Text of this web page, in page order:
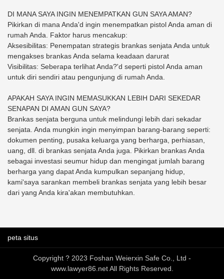
DI MANA SAYA INGIN MENEMPATKAN GUN SAYA AMAN?
Pikirkan di mana Anda'd ingin menempatkan pistol Anda aman di
rumah Anda. Faktor harus mencakup:
Aksesibilitas: Penempatan strategis brankas senjata Anda untuk
mengakses brankas Anda selama keadaan darurat
Visibilitas: Seberapa terlihat Anda?'d seperti pistol Anda aman
untuk diri sendiri atau pengunjung di rumah Anda.
APAKAH SAYA INGIN MEMASUKKAN LEBIH DARI SEKEDAR
SENAPAN DI AMAN GUN SAYA?
Brankas senjata berguna untuk melindungi lebih dari sekadar
senjata. Anda mungkin ingin menyimpan barang-barang seperti:
dokumen penting, pusaka keluarga yang berharga, perhiasan,
uang, dll. di brankas senjata Anda juga. Pikirkan brankas Anda
sebagai investasi seumur hidup dan mengingat jumlah barang
berharga yang dapat Anda kumpulkan sepanjang hidup,
kami'saya sarankan membeli brankas senjata yang lebih besar
dari yang Anda kira'akan membutuhkan.
peta situs
Copyright ? 2023 Foshan Weierxin Safe Co., Ltd -
www.lawyer86.net All Rights Reserved.